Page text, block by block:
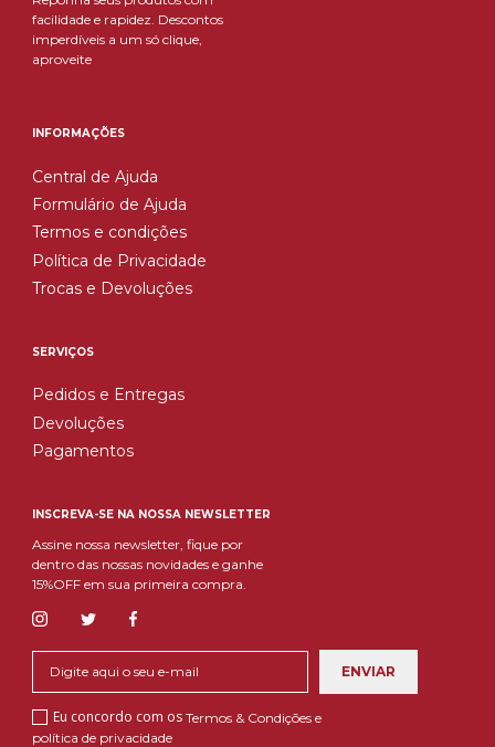
facilidade e rapidez. Descontos
imperdíveis a um só clique,
aproveite
INFORMAÇÕES
Central de Ajuda
Formulário de Ajuda
Termos e condições
Política de Privacidade
Trocas e Devoluções
SERVIÇOS
Pedidos e Entregas
Devoluções
Pagamentos
INSCREVA-SE NA NOSSA NEWSLETTER
Assine nossa newsletter, fique por
dentro das nossas novidades e ganhe
15%OFF em sua primeira compra.
Eu concordo com os Termos & Condições e
política de privacidade